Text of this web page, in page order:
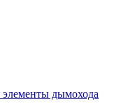
дымохода